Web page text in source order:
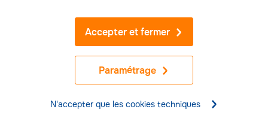
Paramétrage
Accepter et fermer
N'accepter que les cookies techniques
Découvrez toutes nos assurances agricoles
pour protéger votre activité
Responsabilité du dirigeant agricole